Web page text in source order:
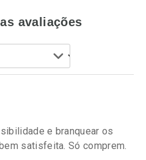
Ativar Desconto
Comprar sem Desconto
Por R$ 29,99/cada
avaliações
e branquear os
satisfeita. Só comprem.